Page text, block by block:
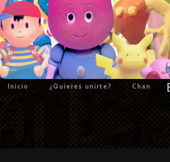
Inicio ¿Quieres unirte? Chan